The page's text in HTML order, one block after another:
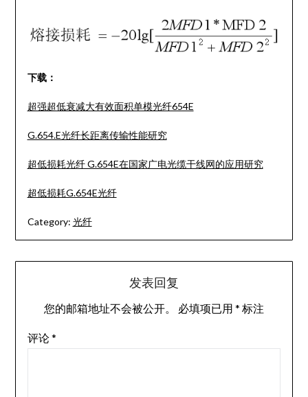
下载：
超强超低衰减大有效面积单模光纤654E
G.654.E光纤长距离传输性能研究
超低损耗光纤 G.654E在国家广电光缆干线网的应用研究
超低损耗G.654E光纤
Category: 光纤
发表回复
您的邮箱地址不会被公开。 必填项已用 * 标注
评论*